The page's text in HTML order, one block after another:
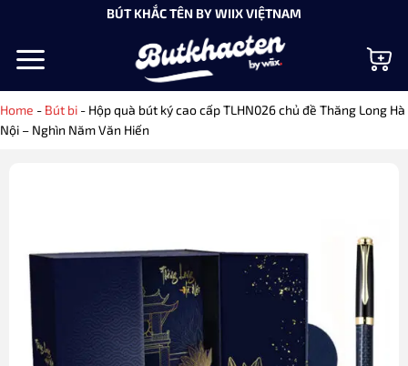
nội
BÚT KHẮC TÊN BY WIIX VIỆTNAM
Home - Bút bi - Hộp quà bút ký cao cấp TLHN026 chủ đề Thăng Long Hà
Nội – Nghìn Năm Văn Hiến